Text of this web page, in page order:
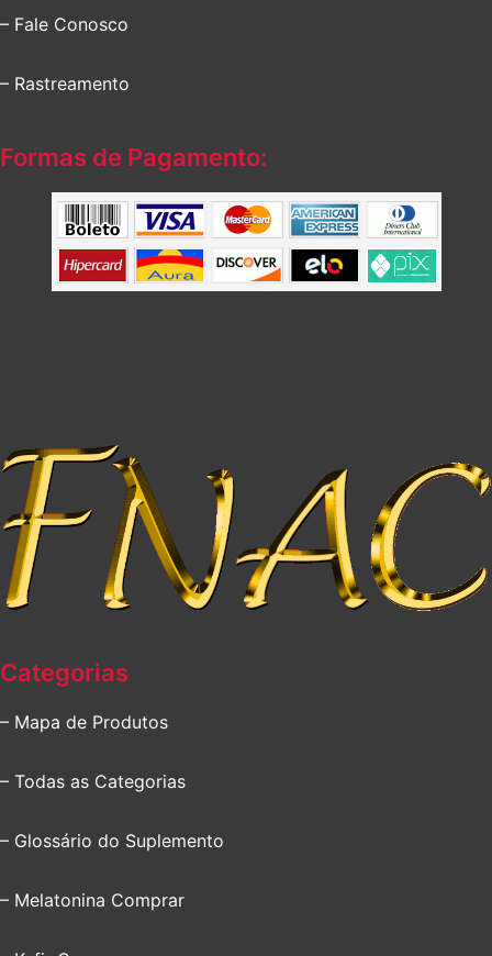
– Fale Conosco
– Rastreamento
Formas de Pagamento:
Categorias
– Mapa de Produtos
– Todas as Categorias
– Glossário do Suplemento
– Melatonina Comprar